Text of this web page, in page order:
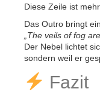
Diese Zeile ist
Das Outro bringt
„The veils of fog
Der Nebel lichtet
sondern weil er
Fazit